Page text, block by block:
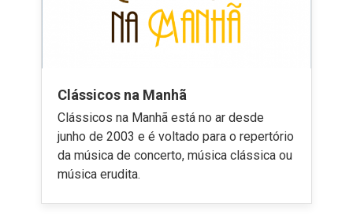
Clássicos na Manhã
Clássicos na Manhã está no ar desde
junho de 2003 e é voltado para o repertório
da música de concerto, música clássica ou
música erudita.